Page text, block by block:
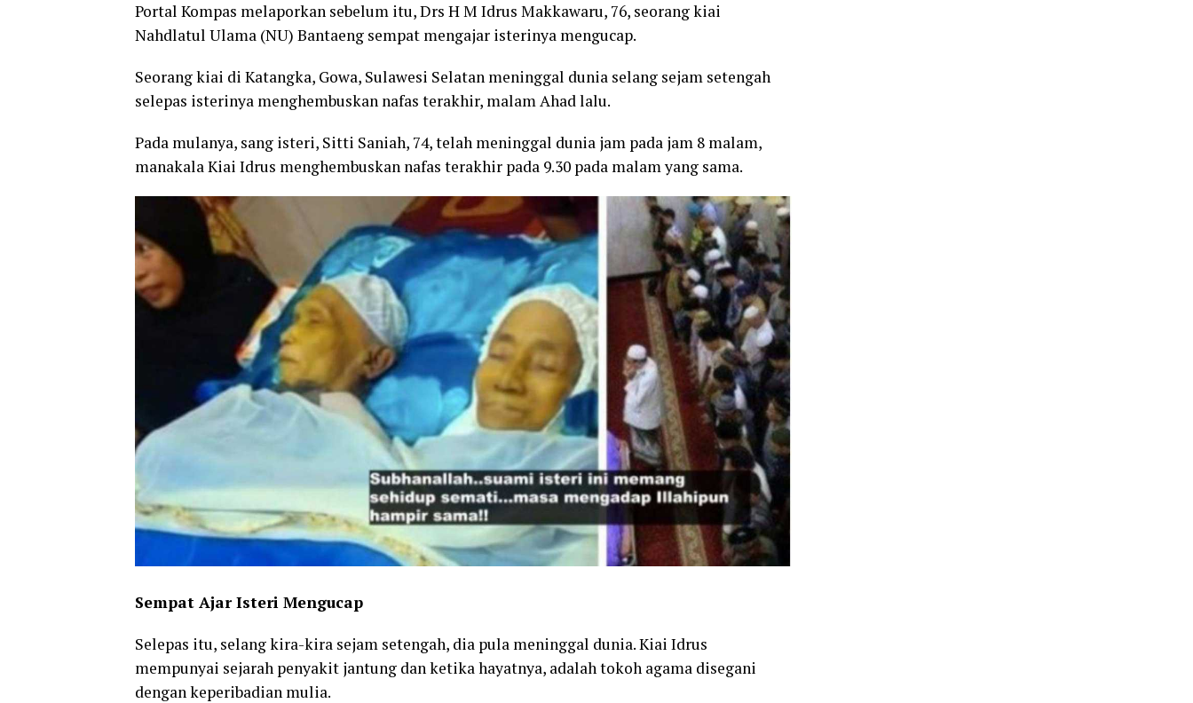
Portal Kompas melaporkan sebelum itu, Drs H M Idrus Makkawaru, 76, seorang kiai
Nahdlatul Ulama (NU) Bantaeng sempat mengajar isterinya mengucap.
Seorang kiai di Katangka, Gowa, Sulawesi Selatan meninggal dunia selang sejam setengah
selepas isterinya menghembuskan nafas terakhir, malam Ahad lalu.
Pada mulanya, sang isteri, Sitti Saniah, 74, telah meninggal dunia jam pada jam 8 malam,
manakala Kiai Idrus menghembuskan nafas terakhir pada 9.30 pada malam yang sama.
Sempat Ajar Isteri Mengucap
Selepas itu, selang kira-kira sejam setengah, dia pula meninggal dunia. Kiai Idrus
mempunyai sejarah penyakit jantung dan ketika hayatnya, adalah tokoh agama disegani
dengan keperibadian mulia.